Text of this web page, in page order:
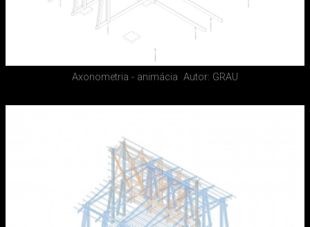
Axonometria - animácia Autor: GRAU